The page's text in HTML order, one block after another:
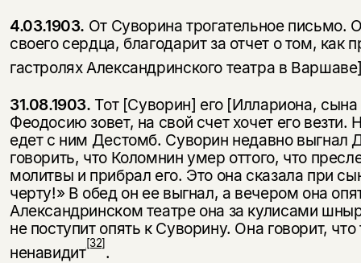
4.03.1903. От Суворина трогательное письмо.
своего сердца, благодарит за отчет о том, как
гастролях Александринского театра в
31.08.1903. Тот [Суворин] его [Иллариона,
Феодосию зовет, на свой счет хочет его
едет с ним Дестомб. Суворин недавно выгнал
говорить, что Коломнин умер оттого, что
молитвы и прибрал его. Это она сказала при
черту!» В обед он ее выгнал, а вечером она
Александринском театре она за кулисами
не поступит опять к Суворину. Она говорит,
ненавидит[32].